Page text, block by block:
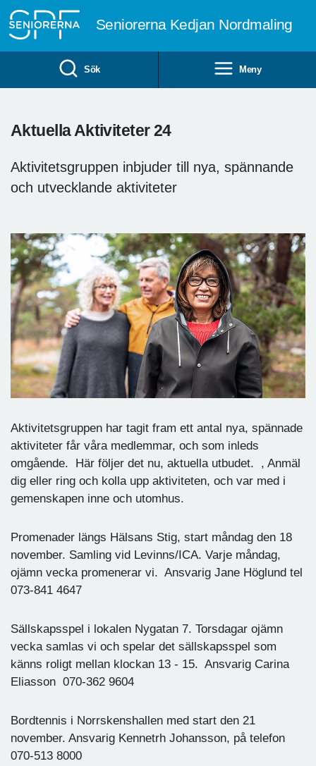
Seniorerna Kedjan Nordmaling
Sök Meny
Aktuella Aktiviteter 24
Aktivitetsgruppen inbjuder till nya, spännande
och utvecklande aktiviteter
Aktivitetsgruppen har tagit fram ett antal nya, spännade
aktiviteter får våra medlemmar, och som inleds
omgående. Här följer det nu, aktuella utbudet. , Anmäl
dig eller ring och kolla upp aktiviteten, och var med i
gemenskapen inne och utomhus.
Promenader längs Hälsans Stig, start måndag den 18
november. Samling vid Levinns/ICA. Varje måndag,
ojämn vecka promenerar vi. Ansvarig Jane Höglund tel
073-841 4647
Sällskapsspel i lokalen Nygatan 7. Torsdagar ojämn
vecka samlas vi och spelar det sällskapsspel som
känns roligt mellan klockan 13 - 15. Ansvarig Carina
Eliasson 070-362 9604
Bordtennis i Norrskenshallen med start den 21
november. Ansvarig Kennetrh Johansson, på telefon
070-513 8000